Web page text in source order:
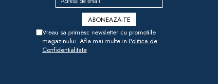
Vreau sa primesc newsletter cu promotiile
magazinului. Afla mai multe in Politica de
Confidentialitate